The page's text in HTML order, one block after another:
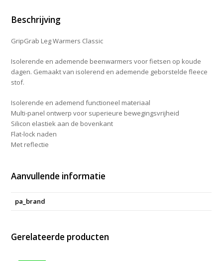
Beschrijving
GripGrab Leg Warmers Classic
Isolerende en ademende beenwarmers voor fietsen op koude
dagen. Gemaakt van isolerend en ademende geborstelde fleece
stof.
Isolerende en ademend functioneel materiaal
Multi-panel ontwerp voor superieure bewegingsvrijheid
Silicon elastiek aan de bovenkant
Flat-lock naden
Met reflectie
Aanvullende informatie
pa_brand
Gerelateerde producten